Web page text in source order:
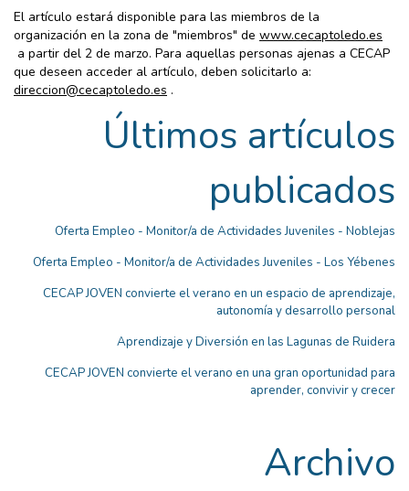
El artículo estará disponible para las miembros de la
organización en la zona de "miembros" de www.cecaptoledo.es
a partir del 2 de marzo. Para aquellas personas ajenas a CECAP
que deseen acceder al artículo, deben solicitarlo a:
direccion@cecaptoledo.es .
Últimos artículos
publicados
Oferta Empleo - Monitor/a de Actividades Juveniles - Noblejas
Oferta Empleo - Monitor/a de Actividades Juveniles - Los Yébenes
CECAP JOVEN convierte el verano en un espacio de aprendizaje,
autonomía y desarrollo personal
Aprendizaje y Diversión en las Lagunas de Ruidera
CECAP JOVEN convierte el verano en una gran oportunidad para
aprender, convivir y crecer
Archivo